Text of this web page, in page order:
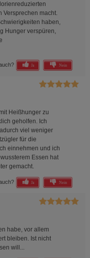
Versprechen macht.
haben,
Hunger verspüren,
Ja Nein
Heißhunger zu
geholfen. Ich
viel weniger
für die
einnehmen und ich
Essen hat
gemacht.
Ja Nein
habe, vor allem
bleiben. Ist nicht
will...